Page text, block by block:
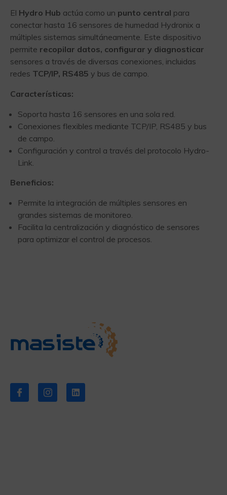
El Hydro Hub actúa como un punto central para
conectar hasta 16 sensores de humedad Hydronix a
múltiples sistemas simultáneamente. Este dispositivo
permite recopilar datos, configurar y diagnosticar
sensores a través de diversas conexiones, incluidas
redes TCP/IP, RS485 y bus de campo.
Características:
Soporta hasta 16 sensores en una sola red.
Conexiones flexibles mediante TCP/IP, RS485 y bus
de campo.
Configuración y control a través del protocolo Hydro-
Link.
Beneficios:
Permite la integración de múltiples sensores en
grandes sistemas de monitoreo.
Facilita la centralización y diagnóstico de sensores
para optimizar el control de procesos.